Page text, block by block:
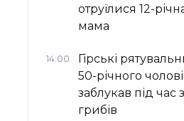
отруїлися 12-
мама
14:00
Гірські
50-річного
заблукав під час
грибів